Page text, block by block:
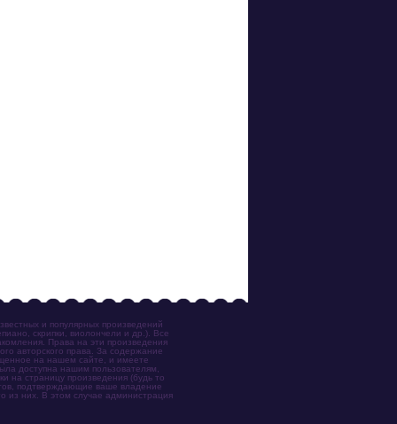
и популярных произведений
скрипки, виолончели и др.). Все
Права на эти произведения
авторского права. За содержание
на нашем сайте, и имеете
доступна нашим пользователям,
на страницу произведения (будь то
подтверждающие ваше владение
из них. В этом случае администрация